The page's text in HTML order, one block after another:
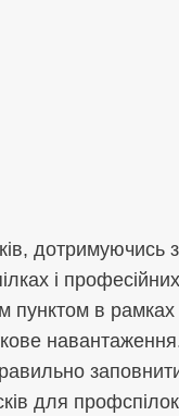
дотримуючись
і
пунктом в
для